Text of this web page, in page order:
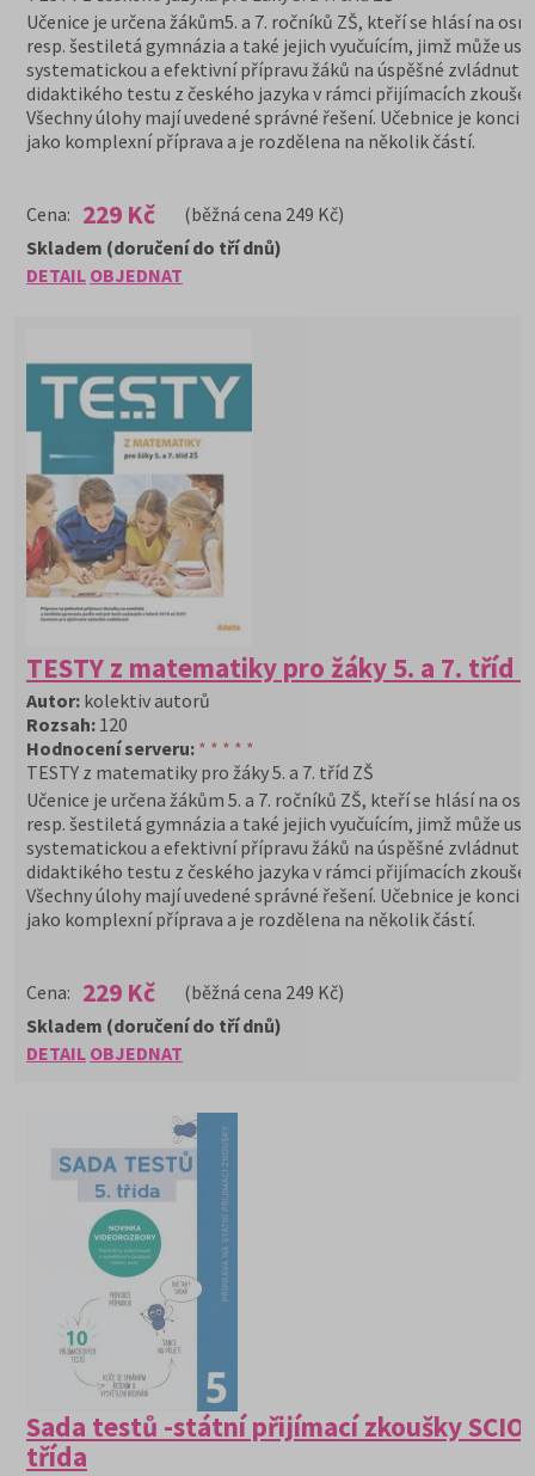
Učenice je určena žákům5. a 7. ročníků ZŠ, kteří se hlásí na
resp. šestiletá gymnázia a také jejich vyučuícím, jimž může
systematickou a efektivní přípravu žáků na úspěšné zvládnutí
didaktikého testu z českého jazyka v rámci přijímacích
Všechny úlohy mají uvedené správné řešení. Učebnice je
jako komplexní příprava a je rozdělena na několik částí.
Cena: 229 Kč (běžná cena 249 Kč)
DETAIL OBJEDNAT
Skladem (doručení do tří dnů)
TESTY z matematiky pro žáky 5. a 7. tříd
Autor: kolektiv autorů
Rozsah: 120
Hodnocení serveru: * * * * *
TESTY z matematiky pro žáky 5. a 7. tříd ZŠ
Učenice je určena žákům 5. a 7. ročníků ZŠ, kteří se hlásí na
resp. šestiletá gymnázia a také jejich vyučuícím, jimž může
systematickou a efektivní přípravu žáků na úspěšné zvládnutí
didaktikého testu z českého jazyka v rámci přijímacích
Všechny úlohy mají uvedené správné řešení. Učebnice je
jako komplexní příprava a je rozdělena na několik částí.
Cena: 229 Kč (běžná cena 249 Kč)
DETAIL OBJEDNAT
Skladem (doručení do tří dnů)
Sada testů -státní přijímací zkoušky SCIO
třída